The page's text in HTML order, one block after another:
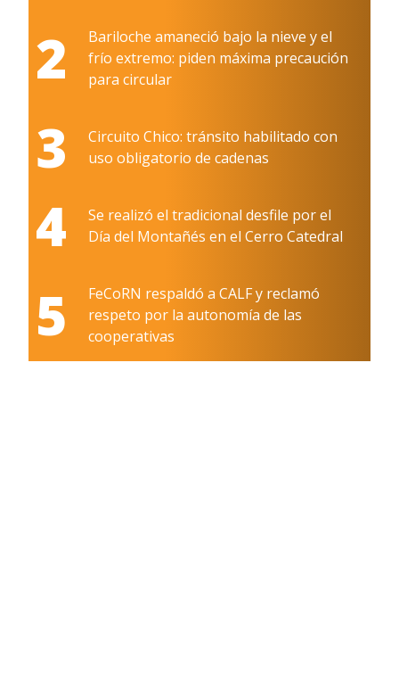
2
Bariloche amaneció bajo la nieve y el
frío extremo: piden máxima precaución
para circular
3
Circuito Chico: tránsito habilitado con
uso obligatorio de cadenas
4
Se realizó el tradicional desfile por el
Día del Montañés en el Cerro Catedral
5
FeCoRN respaldó a CALF y reclamó
respeto por la autonomía de las
cooperativas